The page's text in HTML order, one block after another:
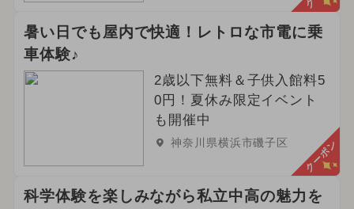
暑い日でも屋内で快適！レトロな市電に乗
車体験♪
2歳以下無料＆子供入館料5
0円！夏休み限定イベント
も開催中
神奈川県横浜市磯子区 クーポン
科学体験を楽しみながら私立中高の魅力を